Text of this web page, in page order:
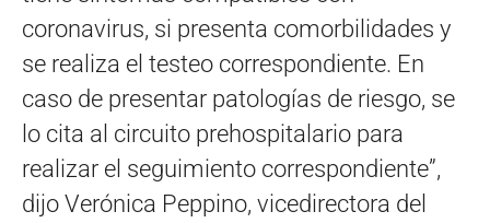
coronavirus, si presenta comorbilidades y
se realiza el testeo correspondiente. En
caso de presentar patologías de riesgo, se
lo cita al circuito prehospitalario para
realizar el seguimiento correspondiente”,
dijo Verónica Peppino, vicedirectora del